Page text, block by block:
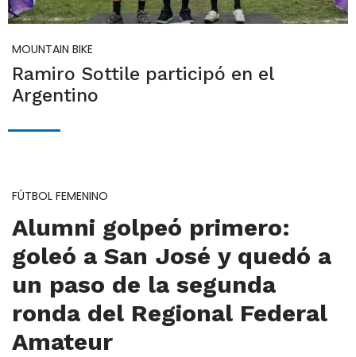
MOUNTAIN BIKE
Ramiro Sottile participó en el
Argentino
FÚTBOL FEMENINO
Alumni golpeó primero:
goleó a San José y quedó a
un paso de la segunda
ronda del Regional Federal
Amateur